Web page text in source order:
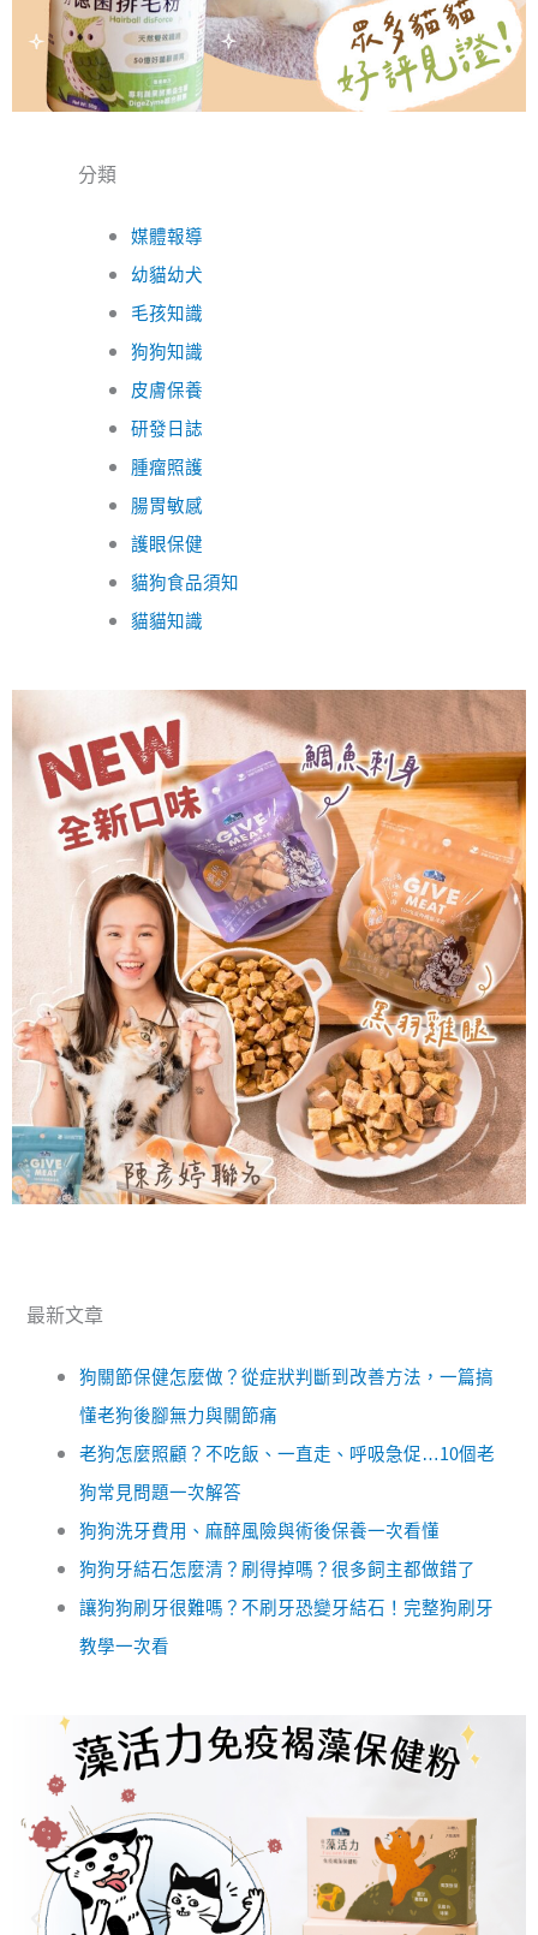
分類
媒體報導
幼貓幼犬
毛孩知識
狗狗知識
皮膚保養
研發日誌
腫瘤照護
腸胃敏感
護眼保健
貓狗食品須知
貓貓知識
最新文章
狗關節保健怎麼做？從症狀判斷到改善方法，一篇搞
懂老狗後腳無力與關節痛
老狗怎麼照顧？不吃飯、一直走、呼吸急促…10個老
狗常見問題一次解答
狗狗洗牙費用、麻醉風險與術後保養一次看懂
狗狗牙結石怎麼清？刷得掉嗎？很多飼主都做錯了
讓狗狗刷牙很難嗎？不刷牙恐變牙結石！完整狗刷牙
教學一次看